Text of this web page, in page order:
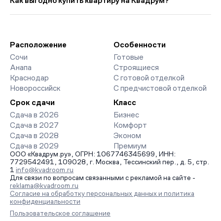
страницах ЖК доступны отзывы жильцов о качестве
строительства, интерактивный генплан корпусов, сроки
организует просмотр и поможет одобрить ипотеку по
минимальной ставке. Чтобы зафиксировать цену, оставьте
заявку на обратный звонок.
Расположение
Сочи
Анапа
Краснодар
Новороссийск
Особенности
Готовые
Строящиеся
С готовой отделкой
С предчистовой отделкой
Срок сдачи
Сдача в 2026
Сдача в 2027
Сдача в 2028
Сдача в 2029
Класс
Бизнес
Комфорт
Эконом
Премиум
ООО «Квадрум.ру», ОГРН: 1067746345699, ИНН:
7729542491, 109028, г. Москва, Тессинский пер., д. 5, стр.
1 info@kvadroom.ru
Для связи по вопросам связанными с рекламой на сайте -
reklama@kvadroom.ru
Согласие на обработку персональных данных и политика
конфиденциальности
Пользовательское соглашение